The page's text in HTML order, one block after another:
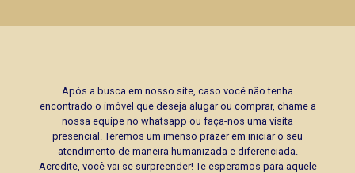
Após a busca em nosso site, caso você não tenha
encontrado o imóvel que deseja alugar ou comprar, chame a
nossa equipe no whatsapp ou faça-nos uma visita
presencial. Teremos um imenso prazer em iniciar o seu
atendimento de maneira humanizada e diferenciada.
Acredite, você vai se surpreender! Te esperamos para aquele